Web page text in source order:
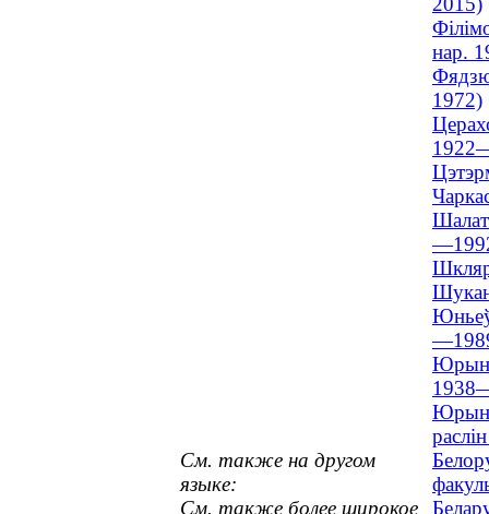
нар.
1972)
Юрын,
Юрын,
См. также на другом
языке:
См. также более широкое